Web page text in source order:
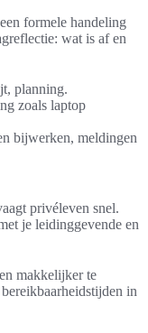
formele handeling
wat is af en
planning.
zoals laptop
bijwerken, meldingen
privéleven snel.
je leidinggevende en
makkelijker te
in